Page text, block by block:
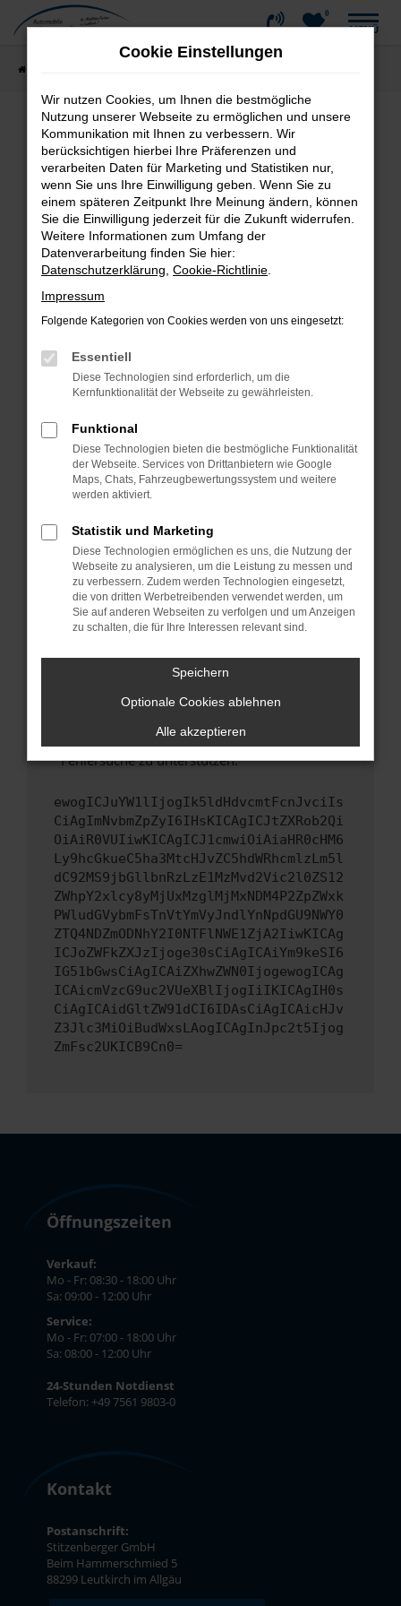
Zum
0
MENÜ
Fehler: Network Error
Beim Laden ist ein Fehler aufgetreten.
Hier sind ein paar Tipps, die dir helfen können:
Überprüfe deine Firewall und deine
Internetverbindung.
Laden andere Webseiten, zum Beispiel deine
Suchmaschine?
Prüfe deine Browsererweiterungen.
können das Laden bestimmter Seiten
verhindern. Funktioniert die Seite in einem
Fenster?
Starte dein Gerät neu.
Das kann manchmal helfen, vorübergehende
Probleme zu beheben.
Betriebssystem auf dem neuesten Stand
sind.
Veraltete Software birgt nicht nur ein
Sicherheitsrisiko, sondern kann auch dazu
führen, dass bestimmte Funktionen nicht mehr
unterstützt werden.
Wende dich an den Webseitenbetreiber.
Wenn du alle oben genannten Schritte versucht
hast, kontaktiere uns bitte. Wir werden
uns diesen Text schicken, um uns bei der
Fehlersuche zu unterstützen:
ewogICJuYW1lIjogIk5ldHdvcmtFcnJvciIs
CiAgImNvbmZpZyI6IHsKICAgICJtZXRob2Qi
OiAiR0VUIiwKICAgICJ1cmwiOiAiaHR0cHM6
Ly9hcGkueC5ha3MtcHJvZC5hdWRhcmlzLm5l
dC92MS9jbGllbnRzLzE1MzMvd2Vic2l0ZS12
ZWhpY2xlcy8yMjUxMzglMjMxNDM4P2ZpZWxk
PWludGVybmFsTnVtYmVyJndlYnNpdGU9NWY0
ZTQ4NDZmODNhY2I0NTFlNWE1ZjA2IiwKICAg
ICJoZWFkZXJzIjoge30sCiAgICAiYm9keSI6
IG51bGwsCiAgICAiZXhwZWN0IjogewogICAg
ICAicmVzcG9uc2VUeXBlIjogIiIKICAgIH0s
CiAgICAidGltZW91dCI6IDAsCiAgICAicHJv
Z3Jlc3MiOiBudWxsLAogICAgInJpc2t5Ijog
ZmFsc2UKICB9Cn0=
Öffnungszeiten
Verkauf:
Mo - Fr: 08:30 - 18:00 Uhr
Sa: 09:00 - 12:00 Uhr
Service:
Mo - Fr: 07:00 - 18:00 Uhr
Sa: 08:00 - 12:00 Uhr
24-Stunden Notdienst
Telefon: +49 7561 9803-0
Kontakt
Postanschrift:
Stitzenberger GmbH
Beim Hammerschmied 5
88299 Leutkirch im Allgäu
Cookie Einstellungen
Wir nutzen Cookies, um Ihnen die bestmögliche
Nutzung unserer Webseite zu ermöglichen und unsere
Kommunikation mit Ihnen zu verbessern. Wir
berücksichtigen hierbei Ihre Präferenzen und
verarbeiten Daten für Marketing und Statistiken nur,
wenn Sie uns Ihre Einwilligung geben. Wenn Sie zu
einem späteren Zeitpunkt Ihre Meinung ändern, können
Sie die Einwilligung jederzeit für die Zukunft widerrufen.
Weitere Informationen zum Umfang der
Datenverarbeitung finden Sie hier:
Datenschutzerklärung Cookie-Richtlinie
Impressum
Folgende Kategorien von Cookies werden von uns eingesetzt:
Essentiell
Diese Technologien sind erforderlich, um die
Kernfunktionalität der Webseite zu gewährleisten.
Funktional
Diese Technologien bieten die bestmögliche Funktionalität
der Webseite. Services von Drittanbietern wie Google
Maps, Chats, Fahrzeugbewertungssystem und weitere
werden aktiviert.
Statistik und Marketing
Diese Technologien ermöglichen es uns, die Nutzung der
Webseite zu analysieren, um die Leistung zu messen und
zu verbessern. Zudem werden Technologien eingesetzt,
die von dritten Werbetreibenden verwendet werden, um
Sie auf anderen Webseiten zu verfolgen und um Anzeigen
zu schalten, die für Ihre Interessen relevant sind.
Speichern
Optionale Cookies ablehnen
Alle akzeptieren